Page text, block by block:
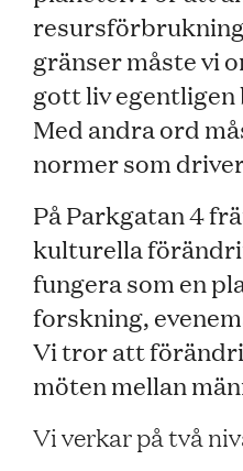
gränser måste vi
gott liv
Med andra ord
normer som
På Parkgatan 4
kulturella
fungera som en
forskning,
Vi tror att
möten mellan
Vi verkar på två